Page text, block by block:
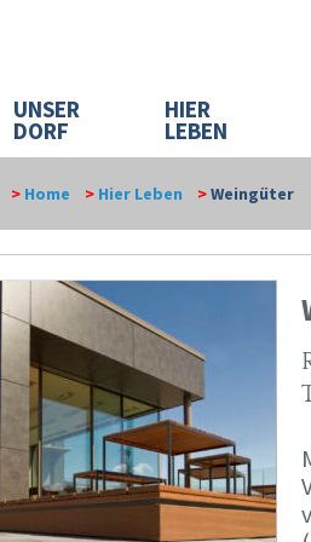
UNSER
DORF
HIER
LEBEN
> Home > Hier Leben >Weingüter